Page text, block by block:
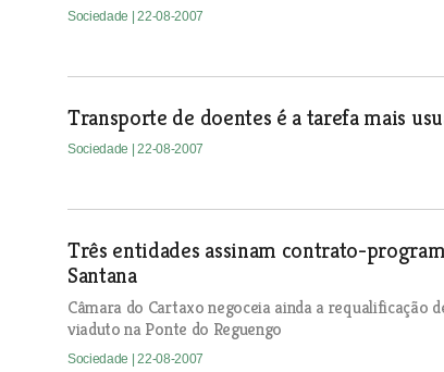
Sociedade | 22-08-2007
Transporte de doentes é a tarefa mais
Sociedade | 22-08-2007
Três entidades assinam contrato-
Santana
Câmara do Cartaxo negoceia ainda a requalificação
viaduto na Ponte do Reguengo
Sociedade | 22-08-2007